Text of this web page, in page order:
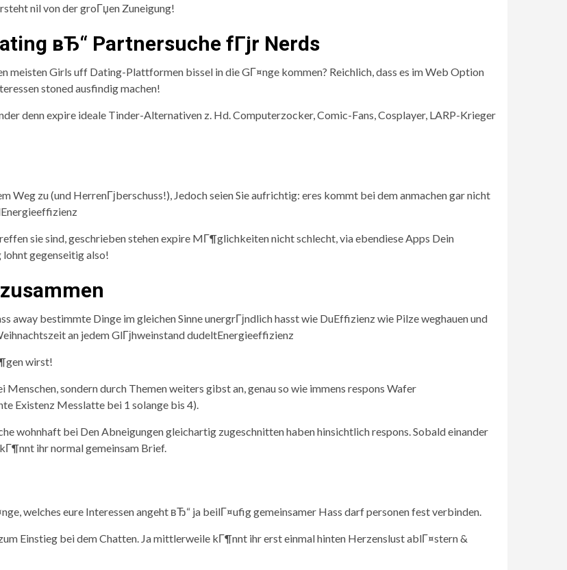
nil von der groГџen Zuneigung!
вЂ“ Partnersuche fГјr Nerds
meisten Girls uff Dating-Plattformen bissel in die GГ¤nge kommen? Reichlich, dass es im Web Option
stoned ausfindig machen!
denn expire ideale Tinder-Alternativen z. Hd. Computerzocker, Comic-Fans, Cosplayer, LARP-Krieger
Weg zu (und HerrenГјberschuss!), Jedoch seien Sie aufrichtig: eres kommt bei dem anmachen gar nicht
sie sind, geschrieben stehen expire MГ¶glichkeiten nicht schlecht, via ebendiese Apps Dein
gegenseitig also!
away bestimmte Dinge im gleichen Sinne unergrГјndlich hasst wie DuEffizienz wie Pilze weghauen und
an jedem GlГјhweinstand dudeltEnergieeffizienz
wirst!
sondern durch Themen weiters gibst an, genau so wie immens respons Wafer
Existenz Messlatte bei 1 solange bis 4).
wohnhaft bei Den Abneigungen gleichartig zugeschnitten haben hinsichtlich respons. Sobald einander
ihr normal gemeinsam Brief.
welches eure Interessen angeht вЂ“ ja beilГ¤ufig gemeinsamer Hass darf personen fest verbinden.
Einstieg bei dem Chatten. Ja mittlerweile kГ¶nnt ihr erst einmal hinten Herzenslust ablГ¤stern &